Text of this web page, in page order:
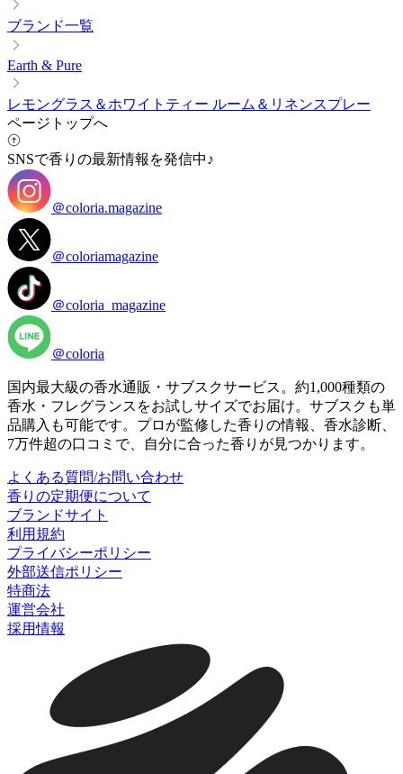
ブランド一覧
Earth & Pure
レモングラス＆ホワイトティー ルーム＆リネンスプレー
ページトップへ
SNSで香りの最新情報を発信中♪
＠coloria.magazine
＠coloriamagazine
＠coloria_magazine
＠coloria
国内最大級の香水通販・サブスクサービス。約1,000種類の
香水・フレグランスをお試しサイズでお届け。サブスクも単
品購入も可能です。プロが監修した香りの情報、香水診断、
7万件超の口コミで、自分に合った香りが見つかります。
よくある質問/お問い合わせ
香りの定期便について
ブランドサイト
利用規約
プライバシーポリシー
外部送信ポリシー
特商法
運営会社
採用情報